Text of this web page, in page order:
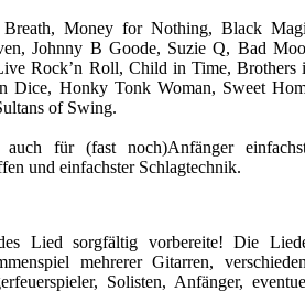
Money for Nothing, Black
Johnny B Goode, Suzie Q, Bad
Rock’n Roll, Child in Time, Brothers
Dice, Honky Tonk Woman, Sweet
of Swing.
für (fast noch)Anfänger
und einfachster Schlagtechnik.
Lied sorgfältig vorbereite! Die
mehrerer Gitarren,
Solisten, Anfänger,